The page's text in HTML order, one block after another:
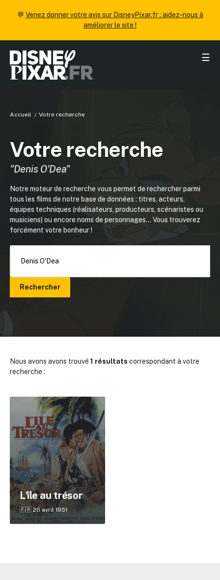
💬 Venez donner votre avis sur DisneyPixar.fr : aidez-nous à
améliorer le site !
☰
Accueil Votre recherche
Votre recherche
"Denis O'Dea"
Notre moteur de recherche vous permet de rechercher parmi
tous les films de notre base de données : titres, acteurs,
équipes techniques (réalisateurs, producteurs, scénaristes ou
musiciens) ou encore noms de personnages... Vous trouverez
forcément votre bonheur !
Rechercher
Nous avons avons trouvé 1 résultats correspondant à votre
recherche :
L'île au trésor
🇫🇷 20 avril 1951
✕